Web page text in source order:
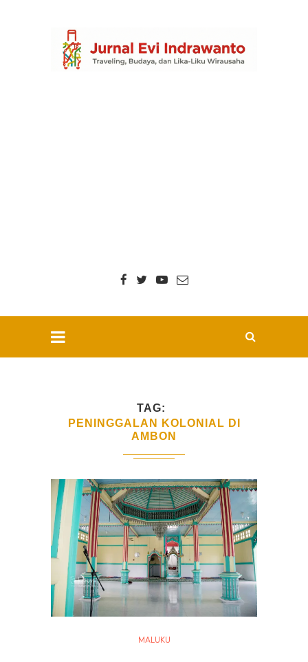
TAG
PENINGGALAN KOLONIAL DI
AMBON
MALUKU